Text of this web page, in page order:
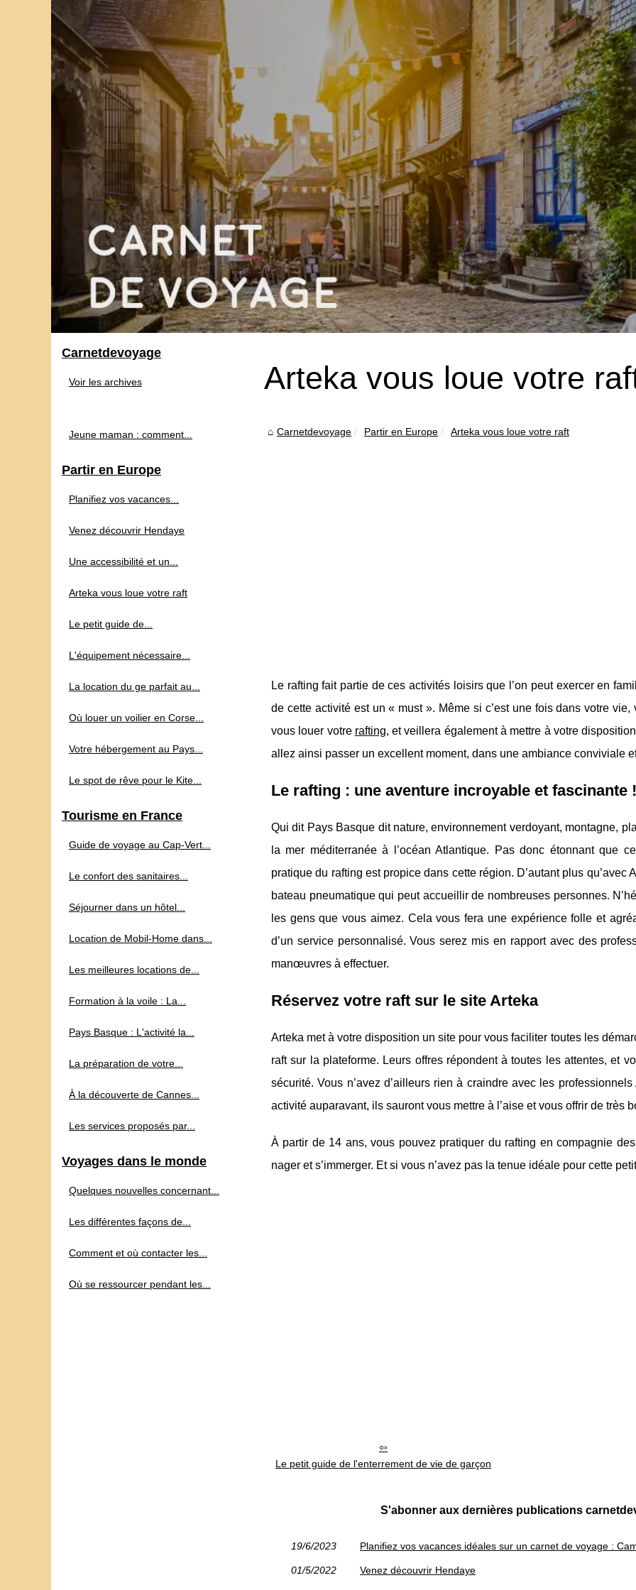
Arteka vous loue votre
Carnetdevoyage Partir en Europe Arteka vous loue votre raft
Le rafting fait partie de ces activités loisirs que l’on peut exercer en
de cette activité est un « must ». Même si c’est une fois dans votre
vous louer votre rafting, et veillera également à mettre à votre
allez ainsi passer un excellent moment, dans une ambiance conviviale
Le rafting : une aventure incroyable et fascinante !
Qui dit Pays Basque dit nature, environnement verdoyant, montagne,
la mer méditerranée à l’océan Atlantique. Pas donc étonnant que
pratique du rafting est propice dans cette région. D’autant plus
bateau pneumatique qui peut accueillir de nombreuses personnes.
les gens que vous aimez. Cela vous fera une expérience folle et
d’un service personnalisé. Vous serez mis en rapport avec des
manœuvres à effectuer.
Réservez votre raft sur le site Arteka
Arteka met à votre disposition un site pour vous faciliter toutes les
raft sur la plateforme. Leurs offres répondent à toutes les attentes, et
sécurité. Vous n’avez d’ailleurs rien à craindre avec les
activité auparavant, ils sauront vous mettre à l’aise et vous offrir de très
À partir de 14 ans, vous pouvez pratiquer du rafting en compagnie
nager et s’immerger. Et si vous n’avez pas la tenue idéale pour cette
Le petit guide de l'enterrement de vie de garçon
S'abonner aux dernières publications
19/6/2023 Planifiez vos vacances idéales sur un carnet de voyage :
01/5/2022 Venez découvrir Hendaye
Carnetdevoyage
Voir les archives
Jeune maman : comment...
Partir en Europe
Planifiez vos vacances...
Venez découvrir Hendaye
Une accessibilité et un...
Arteka vous loue votre raft
Le petit guide de...
L'équipement nécessaire...
La location du ge parfait au...
Où louer un voilier en Corse...
Votre hébergement au Pays...
Le spot de rêve pour le Kite...
Tourisme en France
Guide de voyage au Cap‑Vert...
Le confort des sanitaires...
Séjourner dans un hôtel...
Location de Mobil-Home dans...
Les meilleures locations de...
Formation à la voile : La...
Pays Basque : L'activité la...
La préparation de votre...
À la découverte de Cannes...
Les services proposés par...
Voyages dans le monde
Quelques nouvelles concernant...
Les différentes façons de...
Comment et où contacter les...
Où se ressourcer pendant les...